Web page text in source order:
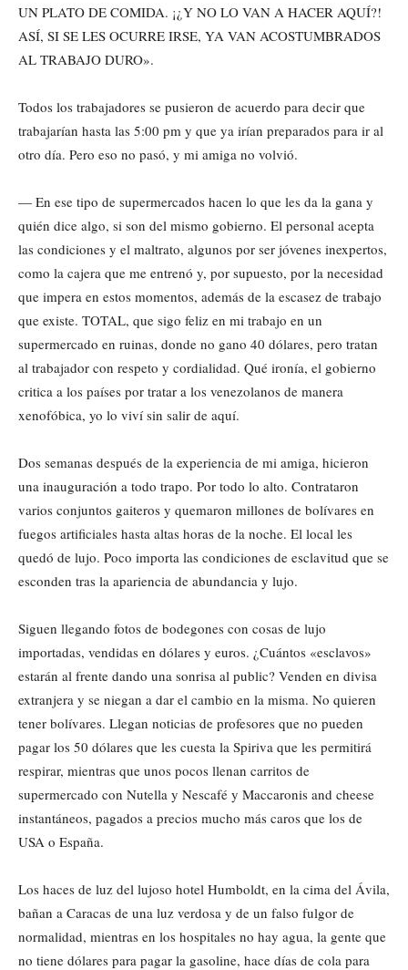
UN PLATO DE COMIDA. ¡¿Y NO LO VAN A HACER AQUÍ?!
ASÍ, SI SE LES OCURRE IRSE, YA VAN ACOSTUMBRADOS
AL TRABAJO DURO».
Todos los trabajadores se pusieron de acuerdo para decir que
trabajarían hasta las 5:00 pm y que ya irían preparados para ir al
otro día. Pero eso no pasó, y mi amiga no volvió.
— En ese tipo de supermercados hacen lo que les da la gana y
quién dice algo, si son del mismo gobierno. El personal acepta
las condiciones y el maltrato, algunos por ser jóvenes inexpertos,
como la cajera que me entrenó y, por supuesto, por la necesidad
que impera en estos momentos, además de la escasez de trabajo
que existe. TOTAL, que sigo feliz en mi trabajo en un
supermercado en ruinas, donde no gano 40 dólares, pero tratan
al trabajador con respeto y cordialidad. Qué ironía, el gobierno
critica a los países por tratar a los venezolanos de manera
xenofóbica, yo lo viví sin salir de aquí.
Dos semanas después de la experiencia de mi amiga, hicieron
una inauguración a todo trapo. Por todo lo alto. Contrataron
varios conjuntos gaiteros y quemaron millones de bolívares en
fuegos artificiales hasta altas horas de la noche. El local les
quedó de lujo. Poco importa las condiciones de esclavitud que se
esconden tras la apariencia de abundancia y lujo.
Siguen llegando fotos de bodegones con cosas de lujo
importadas, vendidas en dólares y euros. ¿Cuántos «esclavos»
estarán al frente dando una sonrisa al public? Venden en divisa
extranjera y se niegan a dar el cambio en la misma. No quieren
tener bolívares. Llegan noticias de profesores que no pueden
pagar los 50 dólares que les cuesta la Spiriva que les permitirá
respirar, mientras que unos pocos llenan carritos de
supermercado con Nutella y Nescafé y Maccaronis and cheese
instantáneos, pagados a precios mucho más caros que los de
USA o España.
Los haces de luz del lujoso hotel Humboldt, en la cima del Ávila,
bañan a Caracas de una luz verdosa y de un falso fulgor de
normalidad, mientras en los hospitales no hay agua, la gente que
no tiene dólares para pagar la gasoline, hace días de cola para